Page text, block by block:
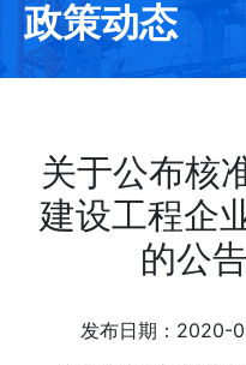
政策动态
关于公布核
建设工程企
的公
发布日期：